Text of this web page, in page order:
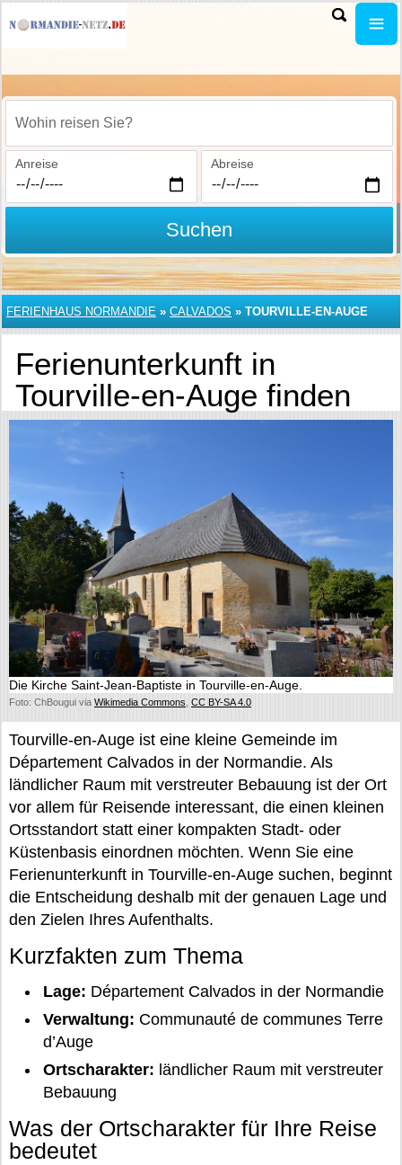
Wohin reisen Sie?
Anreise Abreise
Suchen
FERIENHAUS NORMANDIE » CALVADOS » TOURVILLE-EN-AUGE
Ferienunterkunft in
Tourville-en-Auge finden
Die Kirche Saint-Jean-Baptiste in Tourville-en-Auge.
Foto: ChBougui via Wikimedia Commons CC BY-SA 4.0
Tourville-en-Auge ist eine kleine Gemeinde im
Département Calvados in der Normandie. Als
ländlicher Raum mit verstreuter Bebauung ist der Ort
vor allem für Reisende interessant, die einen kleinen
Ortsstandort statt einer kompakten Stadt- oder
Küstenbasis einordnen möchten. Wenn Sie eine
Ferienunterkunft in Tourville-en-Auge suchen, beginnt
die Entscheidung deshalb mit der genauen Lage und
den Zielen Ihres Aufenthalts.
Kurzfakten zum Thema
Lage: Département Calvados in der Normandie
Verwaltung: Communauté de communes Terre
d’Auge
Ortscharakter: ländlicher Raum mit verstreuter
Bebauung
Was der Ortscharakter für Ihre Reise
bedeutet